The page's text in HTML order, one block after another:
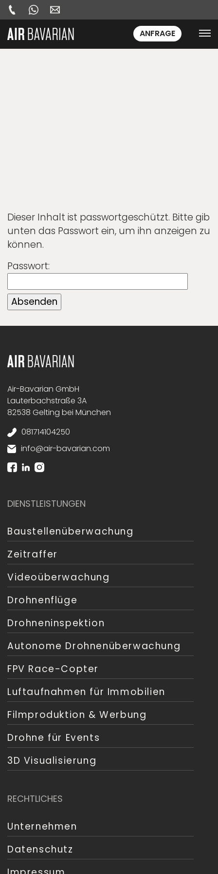
ANFRAGE
Dieser Inhalt ist passwortgeschützt. Bitte gib
unten das Passwort ein, um ihn anzeigen zu
können.
Passwort:
Air-Bavarian GmbH
Lauterbachstraße 3A
82538 Gelting bei München
081714104250
info@air-bavarian.com
DIENSTLEISTUNGEN
Baustellenüberwachung
Zeitraffer
Videoüberwachung
Drohnenflüge
Drohneninspektion
Autonome Drohnenüberwachung
FPV Race-Copter
Luftaufnahmen für Immobilien
Filmproduktion & Werbung
Drohne für Events
3D Visualisierung
RECHTLICHES
Unternehmen
Datenschutz